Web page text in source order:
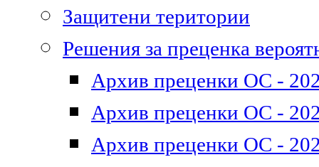
Защитени територии
Решения за преценка
Архив преценки ОС -
Архив преценки ОС -
Архив преценки ОС -